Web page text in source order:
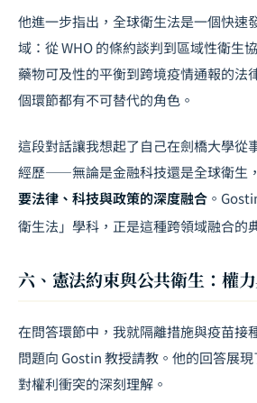
他進一步指出，全球衛生法是一個快速
域：從 WHO 的條約談判到區域性衛生
藥物可及性的平衡到跨境疫情通報的法
個環節都有不可替代的角色。
這段對話讓我想起了自己在劍橋大學從
經歷——無論是金融科技還是全球衛生，
要法律、科技與政策的深度融合 。
衛生法」學科，正是這種跨領域融合的
六、憲法約束與公共衛生：權
在問答環節中，我就隔離措施與疫苗接
問題向 Gostin 教授請教。他的回答展
對權利衝突的深刻理解。